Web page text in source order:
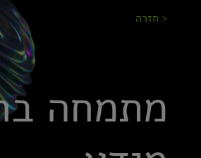
< חזרה
מתמחה